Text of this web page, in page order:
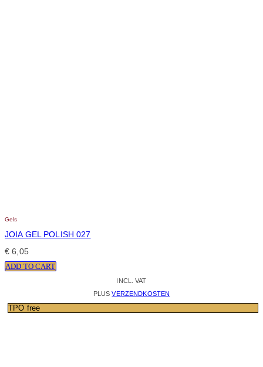
Gels
JOIA GEL POLISH 027
€ 6,05
ADD TO CART
INCL. VAT
PLUSVERZENDKOSTEN
TPO free